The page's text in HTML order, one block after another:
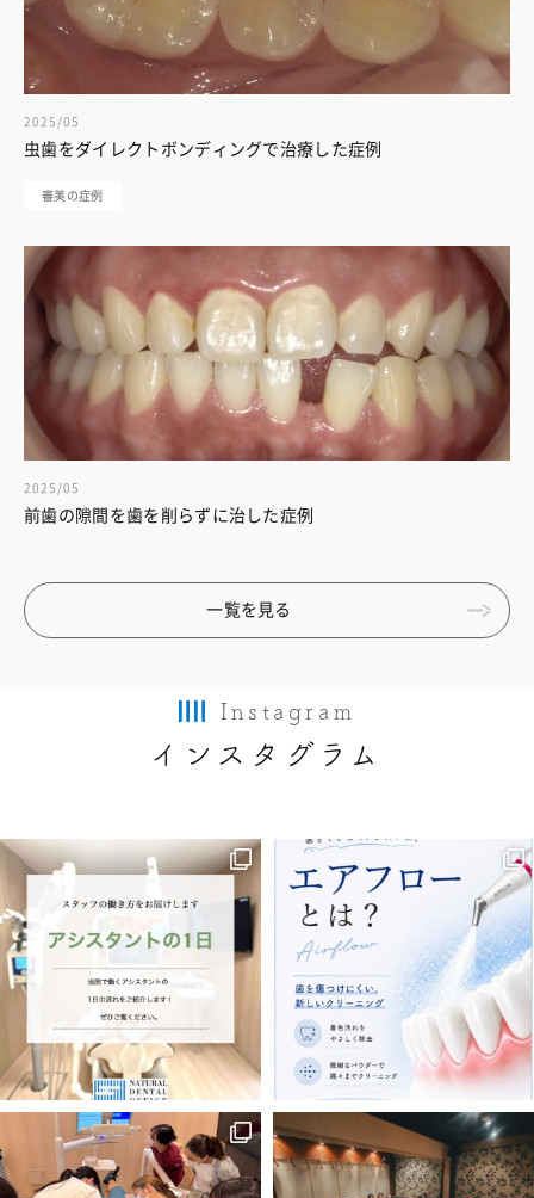
2025/05
虫歯をダイレクトボンディングで治療した症例
審美の症例
2025/05
前歯の隙間を歯を削らずに治した症例
一覧を見る
Instagram
インスタグラム